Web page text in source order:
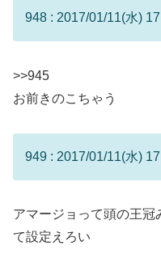
948 : 2017/01/11(水)
>>945
お前きのこちゃう
949 : 2017/01/11(水)
アマージョって頭の王冠
て設定えろい